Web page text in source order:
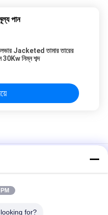
পান
Jacketed তামার তারের
30Kw নিম্ন শব্দ
তামা তারের twisting মেশিন
মেশিন
তারের Bunching মেশিন
for?